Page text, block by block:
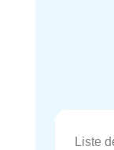
Liste